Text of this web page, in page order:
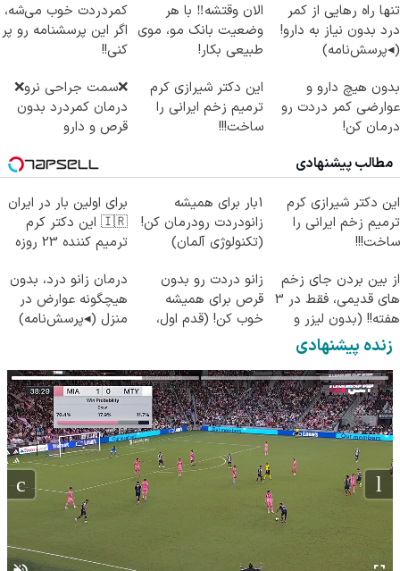
تنها راه رهایی از کمر
درد بدون نیاز به دارو!
(◂پرسش‌نامه)
الان وقتشه‼️ با هر
وضعیت بانک مو، موی
طبیعی بکار!
کمردردت خوب می‌شه،
اگر این پرسشنامه رو پر
کنی!!
بدون هیچ دارو و
عوارضی کمر دردت رو
درمان کن!
این دکتر شیرازی کرم
ترمیم زخم ایرانی را
ساخت!!!
❌سمت جراحی نرو❌
درمان کمردرد بدون
قرص و دارو
مطالب پیشنهادی
این دکتر شیرازی کرم
ترمیم زخم ایرانی را
ساخت!!!
1بار برای همیشه
زانودردت رودرمان کن!
(تکنولوژی آلمان)
برای اولین بار در ایران
🇮🇷 این دکتر کرم
ترمیم کننده 23 روزه
از بین بردن جای زخم
های قدیمی، فقط در 3
هفته!! (بدون لیزر و
جراحی)
زانو دردت رو بدون
قرص برای همیشه
خوب کن! (قدم اول،
درمان زانو درد، بدون
هیچگونه عوارض در
منزل (◂پرسش‌نامه)
زنده پیشنهادی